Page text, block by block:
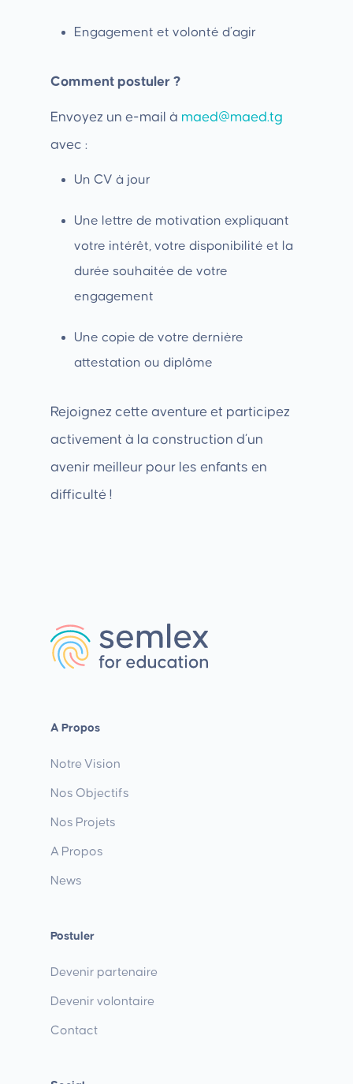
Engagement et volonté d’agir
Comment postuler ?
Envoyez un e-mail à maed@maed.tg
avec :
Un CV à jour
Une lettre de motivation expliquant
votre intérêt, votre disponibilité et la
durée souhaitée de votre
engagement
Une copie de votre dernière
attestation ou diplôme
Rejoignez cette aventure et participez
activement à la construction d’un
avenir meilleur pour les enfants en
difficulté !
A Propos
Notre Vision
Nos Objectifs
Nos Projets
A Propos
News
Postuler
Devenir partenaire
Devenir volontaire
Contact